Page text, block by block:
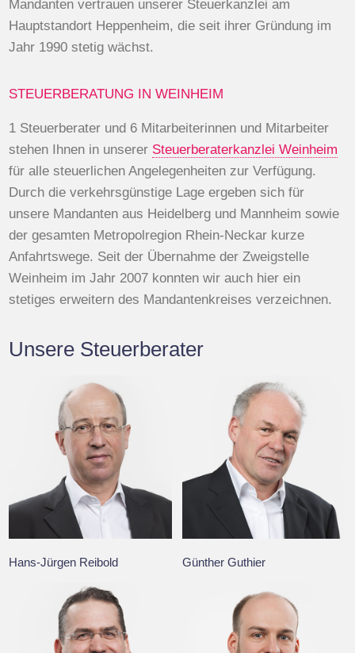
Mandanten vertrauen unserer Steuerkanzlei am
Hauptstandort Heppenheim, die seit ihrer Gründung im
Jahr 1990 stetig wächst.
STEUERBERATUNG IN WEINHEIM
1 Steuerberater und 6 Mitarbeiterinnen und Mitarbeiter
stehen Ihnen in unserer Steuerberaterkanzlei Weinheim
für alle steuerlichen Angelegenheiten zur Verfügung.
Durch die verkehrsgünstige Lage ergeben sich für
unsere Mandanten aus Heidelberg und Mannheim sowie
der gesamten Metropolregion Rhein-Neckar kurze
Anfahrtswege. Seit der Übernahme der Zweigstelle
Weinheim im Jahr 2007 konnten wir auch hier ein
stetiges erweitern des Mandantenkreises verzeichnen.
Unsere Steuerberater
Hans-Jürgen Reibold Günther Guthier